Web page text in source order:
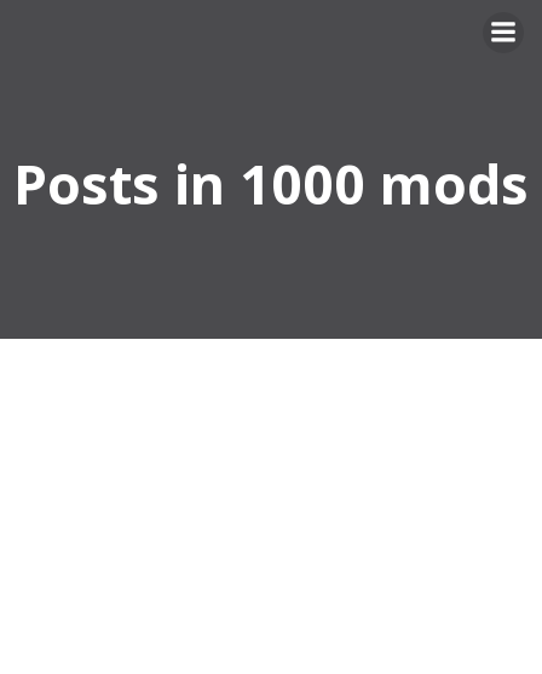
Posts in 1000 mods